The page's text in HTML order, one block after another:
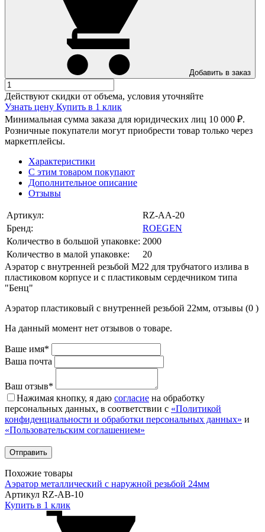
Добавить в заказ
Действуют скидки от объема, условия уточняйте
Узнать цену Купить в 1 клик
Минимальная сумма заказа для юридических лиц 10 000 ₽.
Розничные покупатели могут приобрести товар только через
маркетплейсы.
Характеристики
С этим товаром покупают
Дополнительное описание
Отзывы
Артикул:
RZ-AA-20
Бренд:
ROEGEN
Количество в большой упаковке: 2000
Количество в малой упаковке:
20
Аэратор с внутренней резьбой М22 для трубчатого излива в
пластиковом корпусе и с пластиковым сердечником типа
"Бенц"
Аэратор пластиковый с внутренней резьбой 22мм, отзывы (0 )
На данный момент нет отзывов о товаре.
Ваше имя*
Ваша почта
Ваш отзыв*
Нажимая кнопку, я даю согласие на обработку
персональных данных, в соответствии с «Политикой
конфиденциальности и обработки персональных данных» и
«Пользовательским соглашением»
Похожие товары
Аэратор металлический с наружной резьбой 24мм
Артикул RZ-AB-10
Купить в 1 клик